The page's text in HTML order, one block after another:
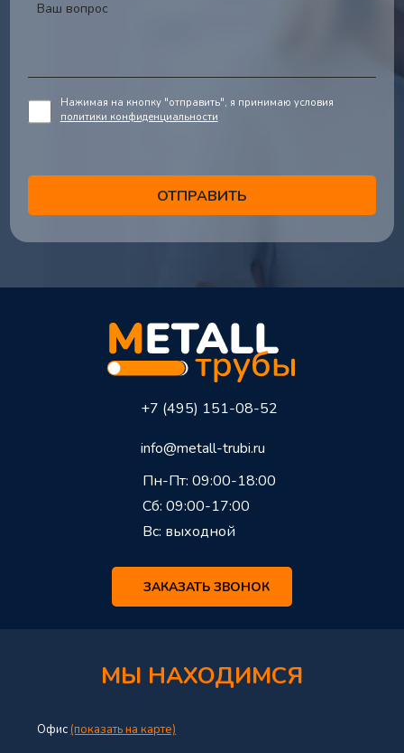
Нажимая на кнопку "отправить", я принимаю условия
политики конфиденциальности
+7 (495) 151-08-52
info@metall-trubi.ru
Пн-Пт: 09:00-18:00
Сб: 09:00-17:00
Вс: выходной
ЗАКАЗАТЬ ЗВОНОК
МЫ НАХОДИМСЯ
Офис(показать на карте)